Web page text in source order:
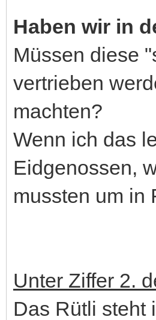
Haben wir in
Müssen diese
vertrieben
machten?
Wenn ich das
Eidgenossen,
mussten um in
Unter Ziffer 2.
Das Rütli steht